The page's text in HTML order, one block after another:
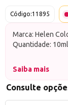
Código:11895
Marca: Helen
Quantidade: 10ml
Saiba mais
Consulte